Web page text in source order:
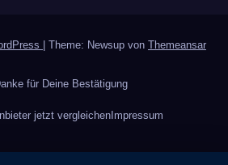
Theme: Newsup von Themeansar
für Deine Bestätigung
jetzt vergleichenImpressum